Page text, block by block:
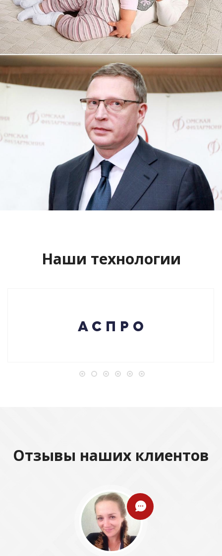
Смотреть проект
Сайт кандидата в губернаторы
Буркова Александра Леонидовича
Смотреть проект
Наши технологии
Отзывы наших клиентов